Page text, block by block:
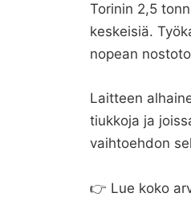
Torinin 2,5
keskeisiä.
nopean
Laitteen
tiukkoja ja
vaihtoehdon
👉 Lue koko